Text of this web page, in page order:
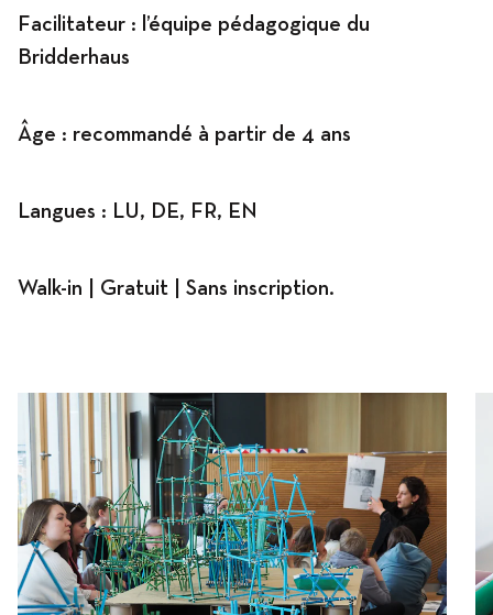
Facilitateur : l’équipe pédagogique du
Bridderhaus
Âge : recommandé à partir de 4 ans
Langues : LU, DE, FR, EN
Walk-in | Gratuit | Sans inscription.